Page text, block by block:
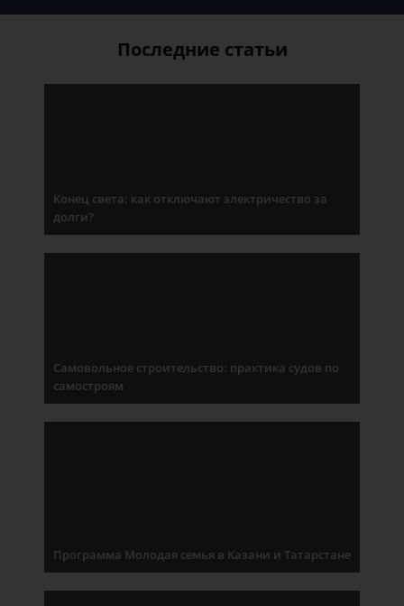
Последние статьи
Конец света: как отключают электричество за
долги?
Самовольное строительство: практика судов по
самостроям
Программа Молодая семья в Казани и Татарстане